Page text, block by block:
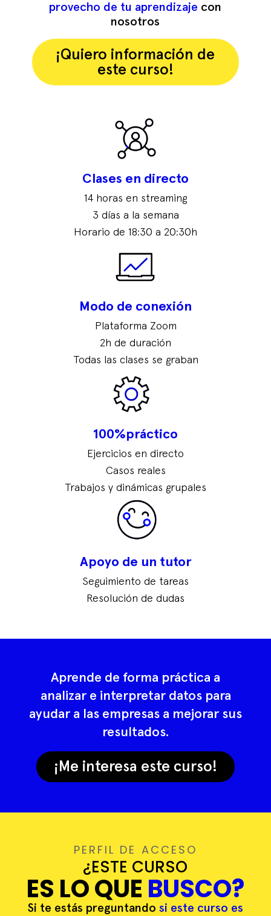
provecho de tu aprendizaje con
nosotros
¡Quiero información de
este curso!
Clases en directo
14 horas en streaming
3 días a la semana
Horario de 18:30 a 20:30h
Modo de conexión
Plataforma Zoom
2h de duración
Todas las clases se graban
100%práctico
Ejercicios en directo
Casos reales
Trabajos y dinámicas grupales
Apoyo de un tutor
Seguimiento de tareas
Resolución de dudas
Aprende de forma práctica a
analizar e interpretar datos para
ayudar a las empresas a mejorar sus
resultados.
¡Me interesa este curso!
PERFIL DE ACCESO
¿ESTE CURSO
ES LO QUE BUSCO?
Si te estás preguntandosi este curso es